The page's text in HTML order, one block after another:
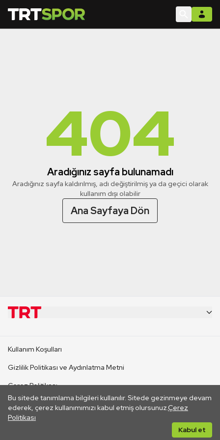
404
Aradığınız sayfa bulunamadı
Aradığınız sayfa kaldırılmış, adı değiştirilmiş ya da geçici olarak
kullanım dışı olabilir
Ana Sayfaya Dön
Bu sitede tanımlama bilgileri kullanılır. Sitede gezinmeye devam
ederek, çerez kullanımımızı kabul etmiş olursunuz.Çerez
Politikası
Kabul et
CANLI YAYINLAR
Kullanım Koşulları
Gizlilik Politikası ve Aydınlatma Metni
Çerez Politikası
İletişim
Her hakkı saklıdır. ©2026 TRT. Bağlantı yoluyla gidilen dış